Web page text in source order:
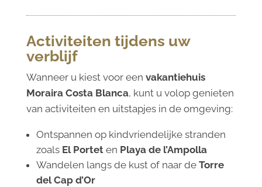
Activiteiten tijdens uw
verblijf
Wanneer u kiest voor een vakantiehuis
Moraira Costa Blanca, kunt u volop genieten
van activiteiten en uitstapjes in de omgeving:
Ontspannen op kindvriendelijke stranden
zoals El Porteten Playa de l’Ampolla
Wandelen langs de kust of naar de Torre
del Cap d’Or